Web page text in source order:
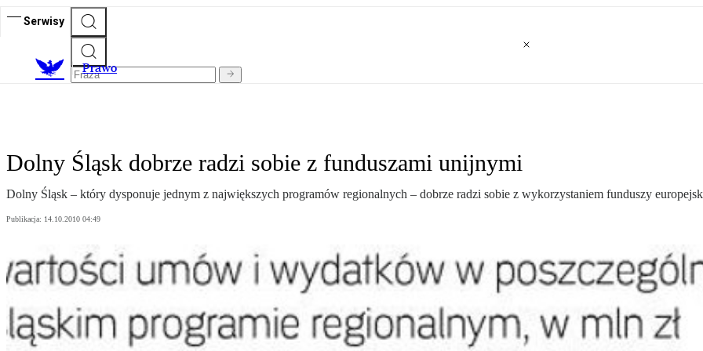
Serwisy
Prawo
Dolny Śląsk dobrze radzi sobie z funduszami unijnymi
Dolny Śląsk – który dysponuje jednym z największych programów regionalnych – dobrze radzi sobie z wykorzystaniem funduszy
Publikacja: 14.10.2010 04:49